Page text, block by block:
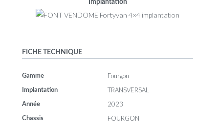
Implantation
FICHE TECHNIQUE
Gamme Fourgon
Implantation TRANSVERSAL
Année 2023
Chassis FOURGON